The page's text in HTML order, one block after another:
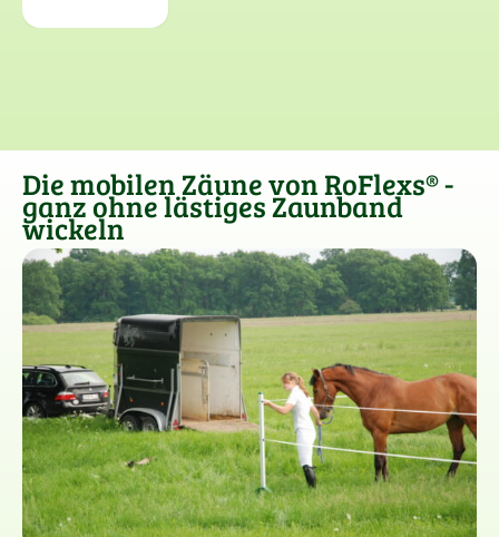
Die mobilen Zäune von RoFlexs® -
ganz ohne lästiges Zaunband
wickeln